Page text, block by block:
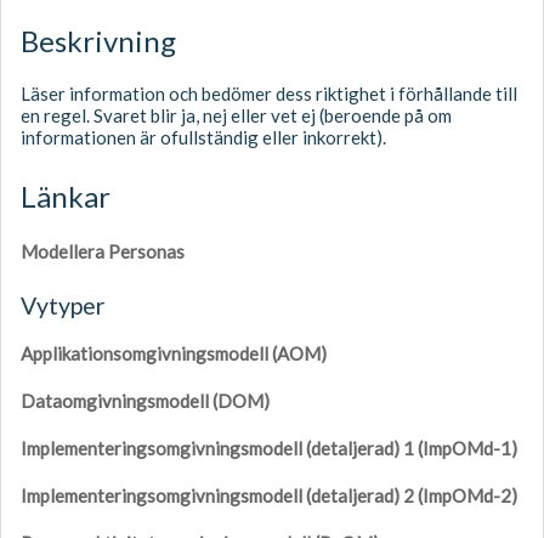
Beskrivning
Läser information och bedömer dess riktighet i förhållande till
en regel. Svaret blir ja, nej eller vet ej (beroende på om
informationen är ofullständig eller inkorrekt).
Länkar
Modellera Personas
Vytyper
Applikationsomgivningsmodell (AOM)
Dataomgivningsmodell (DOM)
Implementeringsomgivningsmodell (detaljerad) 1 (ImpOMd-1)
Implementeringsomgivningsmodell (detaljerad) 2 (ImpOMd-2)